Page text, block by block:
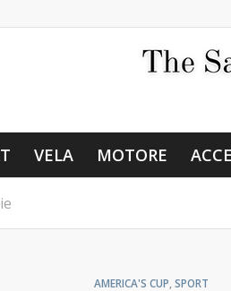
VELA MOTORE
AMERICA'S CUP ,SPORT